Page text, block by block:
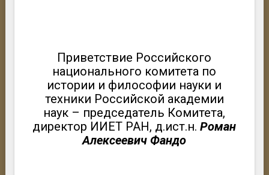
Приветствие Российского
национального комитета по
истории и философии науки и
техники Российской академии
наук – председатель Комитета,
директор ИИЕТ РАН, д.ист.н.Роман
Алексеевич Фандо